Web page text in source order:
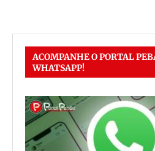
ACOMPANHE O PORTAL
WHATSAPP!